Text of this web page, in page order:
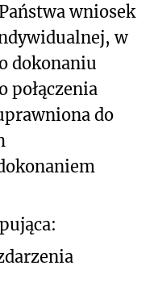
wniosek
w
dokonaniu
połączenia
do